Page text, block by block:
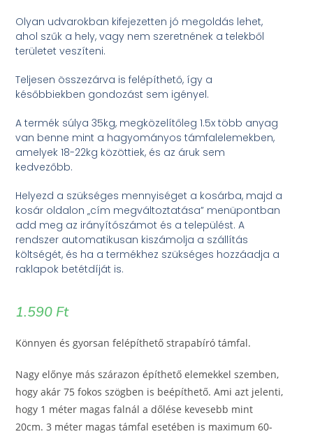
Olyan udvarokban kifejezetten jó megoldás lehet,
ahol szűk a hely, vagy nem szeretnének a telekből
területet veszíteni.
Teljesen összezárva is felépíthető, így a
későbbiekben gondozást sem igényel.
A termék súlya 35kg, megközelítőleg 1.5x több anyag
van benne mint a hagyományos támfalelemekben,
amelyek 18-22kg közöttiek, és az áruk sem
kedvezőbb.
Helyezd a szükséges mennyiséget a kosárba, majd a
kosár oldalon „cím megváltoztatása” menüpontban
add meg az irányítószámot és a települést. A
rendszer automatikusan kiszámolja a szállítás
költségét, és ha a termékhez szükséges hozzáadja a
raklapok betétdíját is.
1.590 Ft
Könnyen és gyorsan felépíthető strapabíró támfal.
Nagy előnye más szárazon építhető elemekkel szemben,
hogy akár 75 fokos szögben is beépíthető. Ami azt jelenti,
hogy 1 méter magas falnál a dőlése kevesebb mint
20cm. 3 méter magas támfal esetében is maximum 60-